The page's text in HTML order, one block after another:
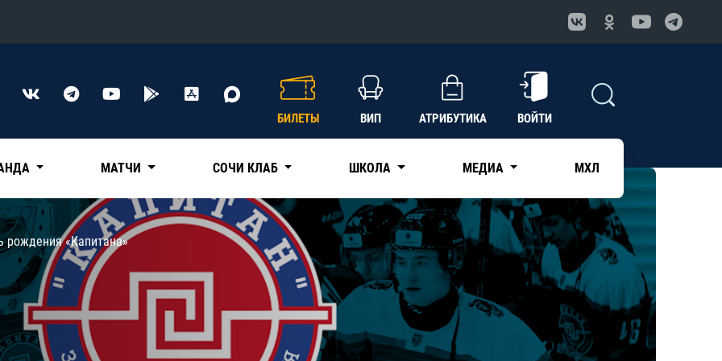
Конференция «Восток»
Нефтехимик
Трактор
Дивизион Чернышева
Авангард
Адмирал
КХЛ
БИЛЕТЫ ВИП АТРИБУТИКА ВОЙТИ
МАТЧИ СОЧИ КЛАБ ШКОЛА МЕДИА МХЛ
рождения «Капитана»